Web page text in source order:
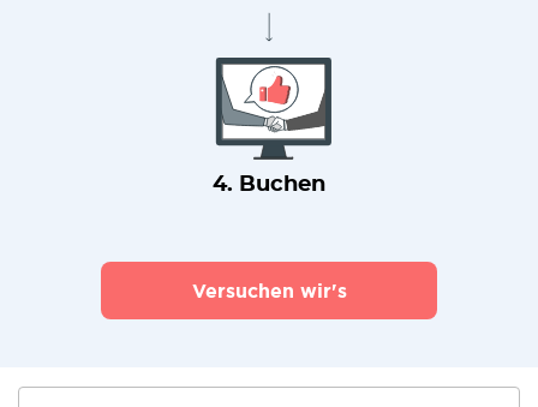
4. Buchen
Versuchen wir's